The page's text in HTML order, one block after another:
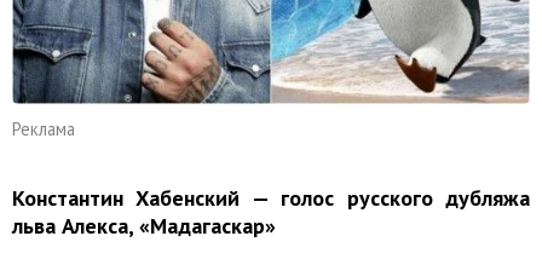
Реклама
Константин Хабенский — голос русского дубляжа
льва Алекса, «Мадагаскар»